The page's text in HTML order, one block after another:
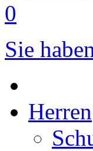
0
Sie
Herren